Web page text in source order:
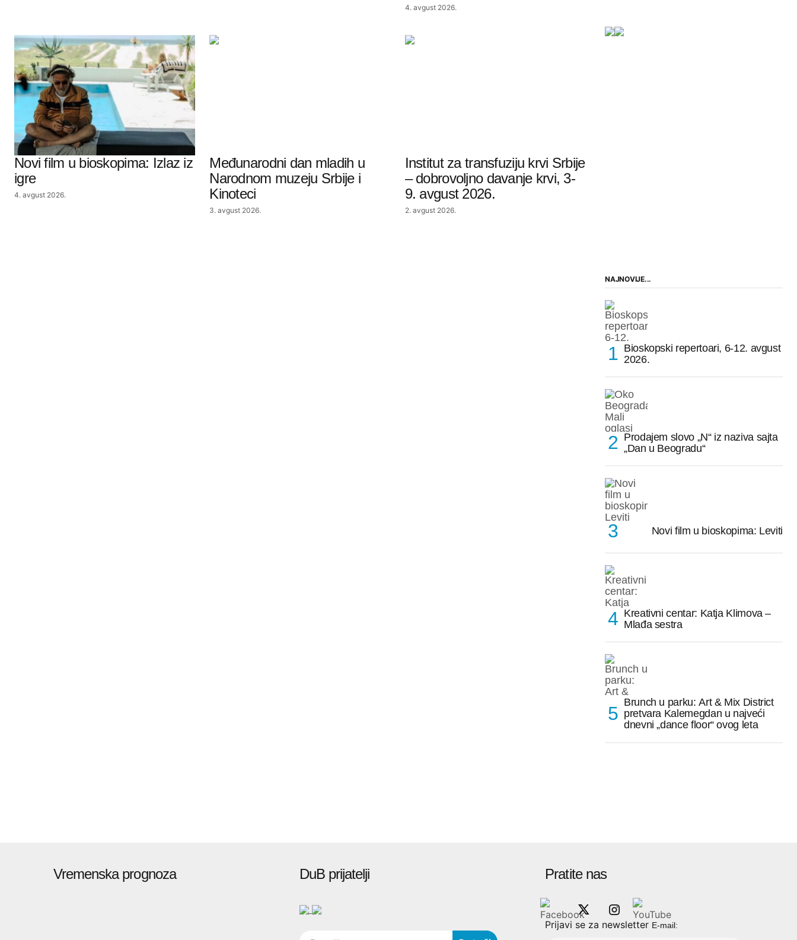
4. avgust 2026.
Novi film u bioskopima: Izlaz iz
igre
4. avgust 2026.
Međunarodni dan mladih u
Narodnom muzeju Srbije i
Kinoteci
3. avgust 2026.
Institut za transfuziju krvi Srbije
– dobrovoljno davanje krvi, 3-
9. avgust 2026.
2. avgust 2026.
NAJNOVIJE...
Bioskopski repertoari, 6-12. avgust
2026.
Prodajem slovo „N“ iz naziva sajta
„Dan u Beogradu“
Novi film u bioskopima: Leviti
Kreativni centar: Katja Klimova –
Mlađa sestra
Brunch u parku: Art & Mix District
pretvara Kalemegdan u najveći
dnevni „dance floor“ ovog leta
Vremenska prognoza DuB prijatelji Pratite nas
Prijavi se za newsletter E-mail: